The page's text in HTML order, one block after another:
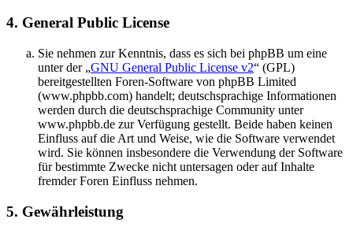
4. General Public License
Sie nehmen zur Kenntnis, dass es sich bei phpBB um eine
unter der „GNU General Public License v2“ (GPL)
bereitgestellten Foren-Software von phpBB Limited
(www.phpbb.com) handelt; deutschsprachige Informationen
werden durch die deutschsprachige Community unter
www.phpbb.de zur Verfügung gestellt. Beide haben keinen
Einfluss auf die Art und Weise, wie die Software verwendet
wird. Sie können insbesondere die Verwendung der Software
für bestimmte Zwecke nicht untersagen oder auf Inhalte
fremder Foren Einfluss nehmen.
5. Gewährleistung